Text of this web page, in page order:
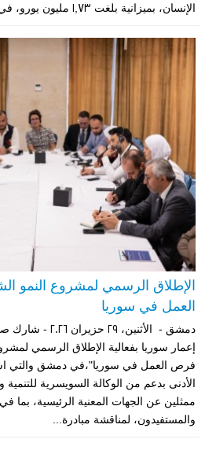
الإنسان، بميزانية بلغت 1,73 مليون يورو، في الحفاظ...
الإطلاق الرسمي لمشروع النمو
العمل في سوريا
دمشق - الأثنين، 29
إعمار سوريا بفعالية الإطلاق الرسمي
فرص العمل في سوريا"،في دمشق والتي
الأدنى بدعم من الوكالة السويسرية
ممثلين عن الجهات المعنية الرئيسية، بما
والمستفيدون، لمناقشة مبادرة...